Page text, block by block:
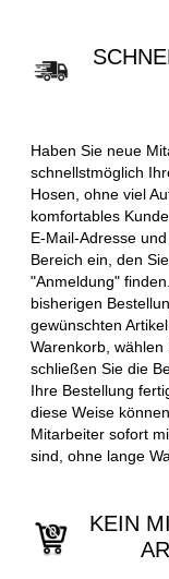
Haben Sie neue
schnellstmöglich
Hosen, ohne viel
komfortables
E-Mail-Adresse
Bereich ein, den
"Anmeldung"
bisherigen
gewünschten
Warenkorb,
schließen Sie die
Ihre Bestellung
diese Weise
Mitarbeiter sofort
sind, ohne lange
KEIN